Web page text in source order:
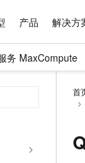
产品 解决方
务 MaxCompute
首
大
精选
云服
函数
精选
通义
普惠
普惠
官方
产品
了解
云
精选
网站
成为
分销
售前
在线
售
为什
什么